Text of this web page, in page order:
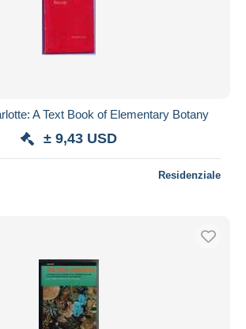
A Text Book of Elementary Botany
± 9,43 USD
Residenziale